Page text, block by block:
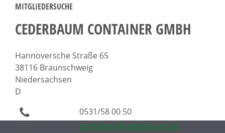
MITGLIEDERSUCHE
CEDERBAUM CONTAINER GMBH
Hannoversche Straße 65
38116 Braunschweig
Niedersachsen
D
0531/58 00 50
container@cederbaum.de